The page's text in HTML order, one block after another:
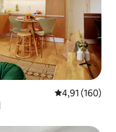
4,91 av 5 i
4,91 (160)